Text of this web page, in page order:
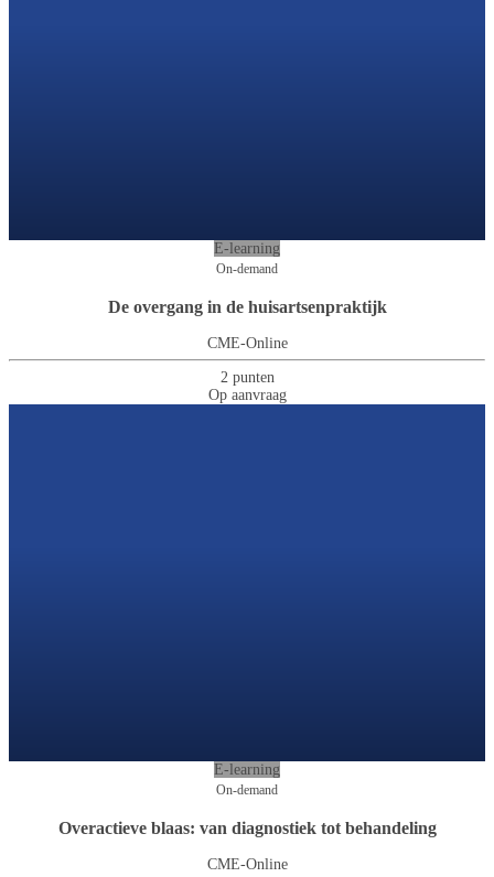
E-learning
On-demand
De overgang in de huisartsenpraktijk
CME-Online
2 punten
Op aanvraag
E-learning
On-demand
Overactieve blaas: van diagnostiek tot behandeling
CME-Online